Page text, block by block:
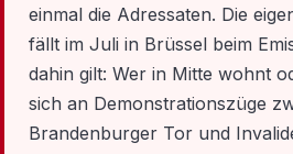
einmal die Adressaten. Die
fällt im Juli in Brüssel beim
dahin gilt: Wer in Mitte wohnt
sich an Demonstrationszüge
Brandenburger Tor und